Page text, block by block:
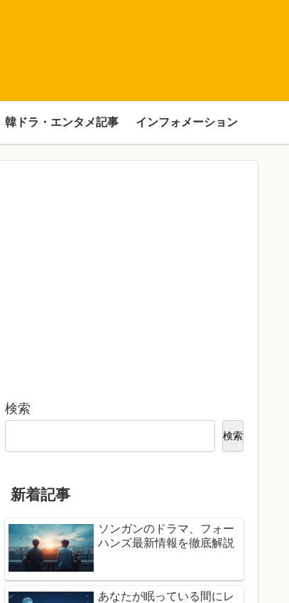
韓ドラ・エンタメ記事 インフォメーション
検索
検索
新着記事
ソンガンのドラマ、フォー
ハンズ最新情報を徹底解説
あなたが眠っている間にレ